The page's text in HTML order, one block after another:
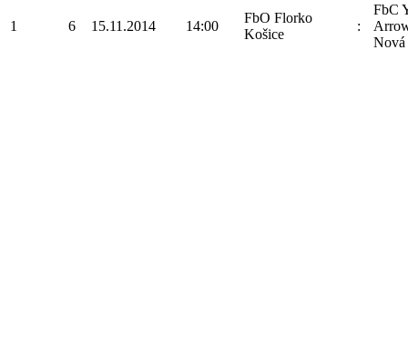
1 6 15.11.2014 14:00
FbO Florko
Košice
:
FbC
Nová